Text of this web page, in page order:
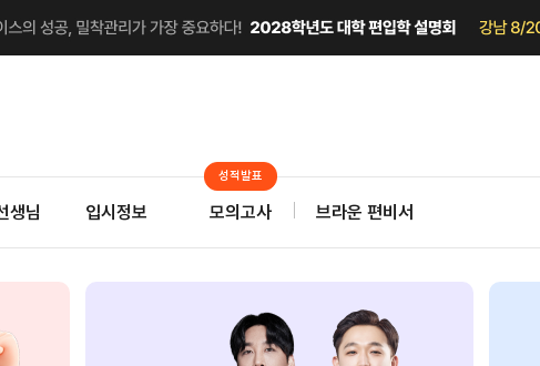
생님 입시정보 모의고사
성적발표
브라운 편비서